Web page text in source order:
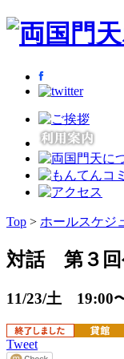
Top > ホールスケジ
対話 第３回
11/23/土 19:00
Tweet